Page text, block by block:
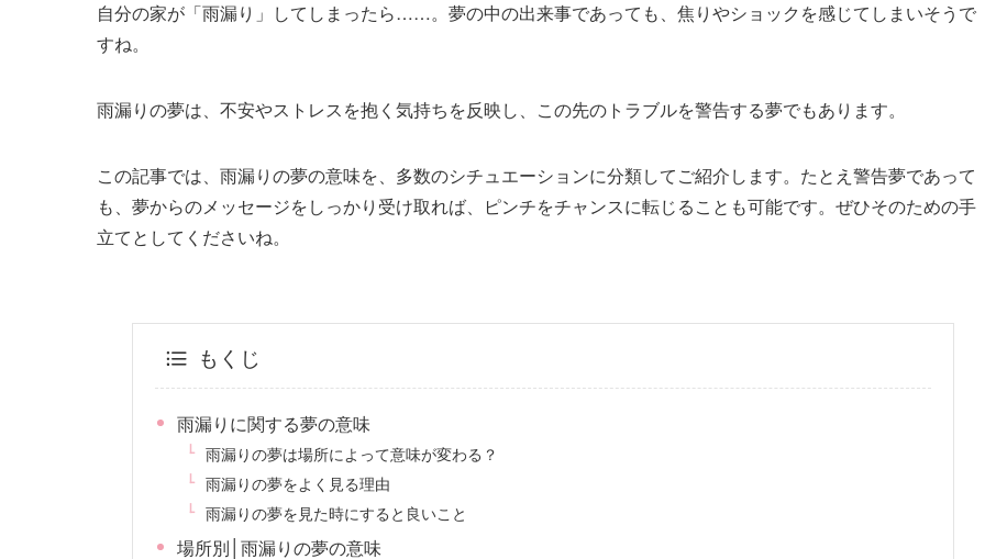
自分の家が「雨漏り」してしまったら……。夢の中の出来事であっても、焦りやショックを感じてしまいそうで
すね。
雨漏りの夢は、不安やストレスを抱く気持ちを反映し、この先のトラブルを警告する夢でもあります。
この記事では、雨漏りの夢の意味を、多数のシチュエーションに分類してご紹介します。たとえ警告夢であって
も、夢からのメッセージをしっかり受け取れば、ピンチをチャンスに転じることも可能です。ぜひそのための手
立てとしてくださいね。
もくじ
雨漏りに関する夢の意味
雨漏りの夢は場所によって意味が変わる？
雨漏りの夢をよく見る理由
雨漏りの夢を見た時にすると良いこと
場所別│雨漏りの夢の意味